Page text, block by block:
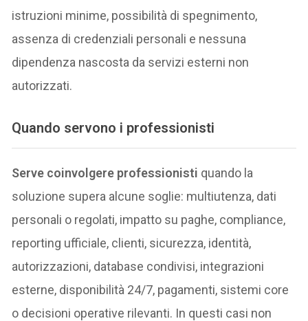
istruzioni minime, possibilità di spegnimento,
assenza di credenziali personali e nessuna
dipendenza nascosta da servizi esterni non
autorizzati.
Quando servono i professionisti
Serve coinvolgere professionisti quando la
soluzione supera alcune soglie: multiutenza, dati
personali o regolati, impatto su paghe, compliance,
reporting ufficiale, clienti, sicurezza, identità,
autorizzazioni, database condivisi, integrazioni
esterne, disponibilità 24/7, pagamenti, sistemi core
o decisioni operative rilevanti. In questi casi non